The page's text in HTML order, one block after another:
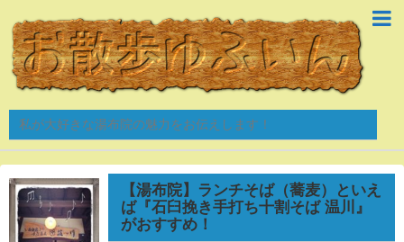
私が大好きな湯布院の魅力をお伝えします！
【湯布院】ランチそば（蕎麦）といえ
ば『石臼挽き手打ち十割そば 温川』
がおすすめ！